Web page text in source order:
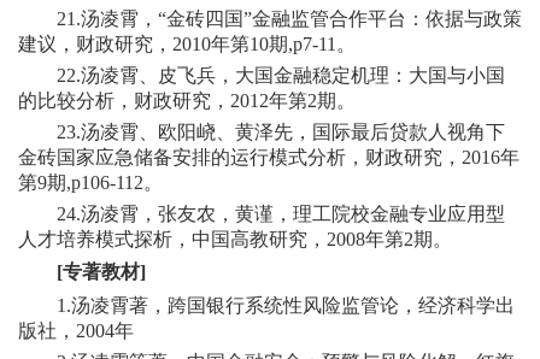
21.汤凌霄，“金砖四国”金融监管合作平台：依据与政策
建议，财政研究，2010年第10期,p7-11。
22.汤凌霄、皮飞兵，大国金融稳定机理：大国与小国
的比较分析，财政研究，2012年第2期。
23.汤凌霄、欧阳峣、黄泽先，国际最后贷款人视角下
金砖国家应急储备安排的运行模式分析，财政研究，2016年
第9期,p106-112。
24.汤凌霄，张友农，黄谨，理工院校金融专业应用型
人才培养模式探析，中国高教研究，2008年第2期。
[专著教材]
1.汤凌霄著，跨国银行系统性风险监管论，经济科学出
版社，2004年